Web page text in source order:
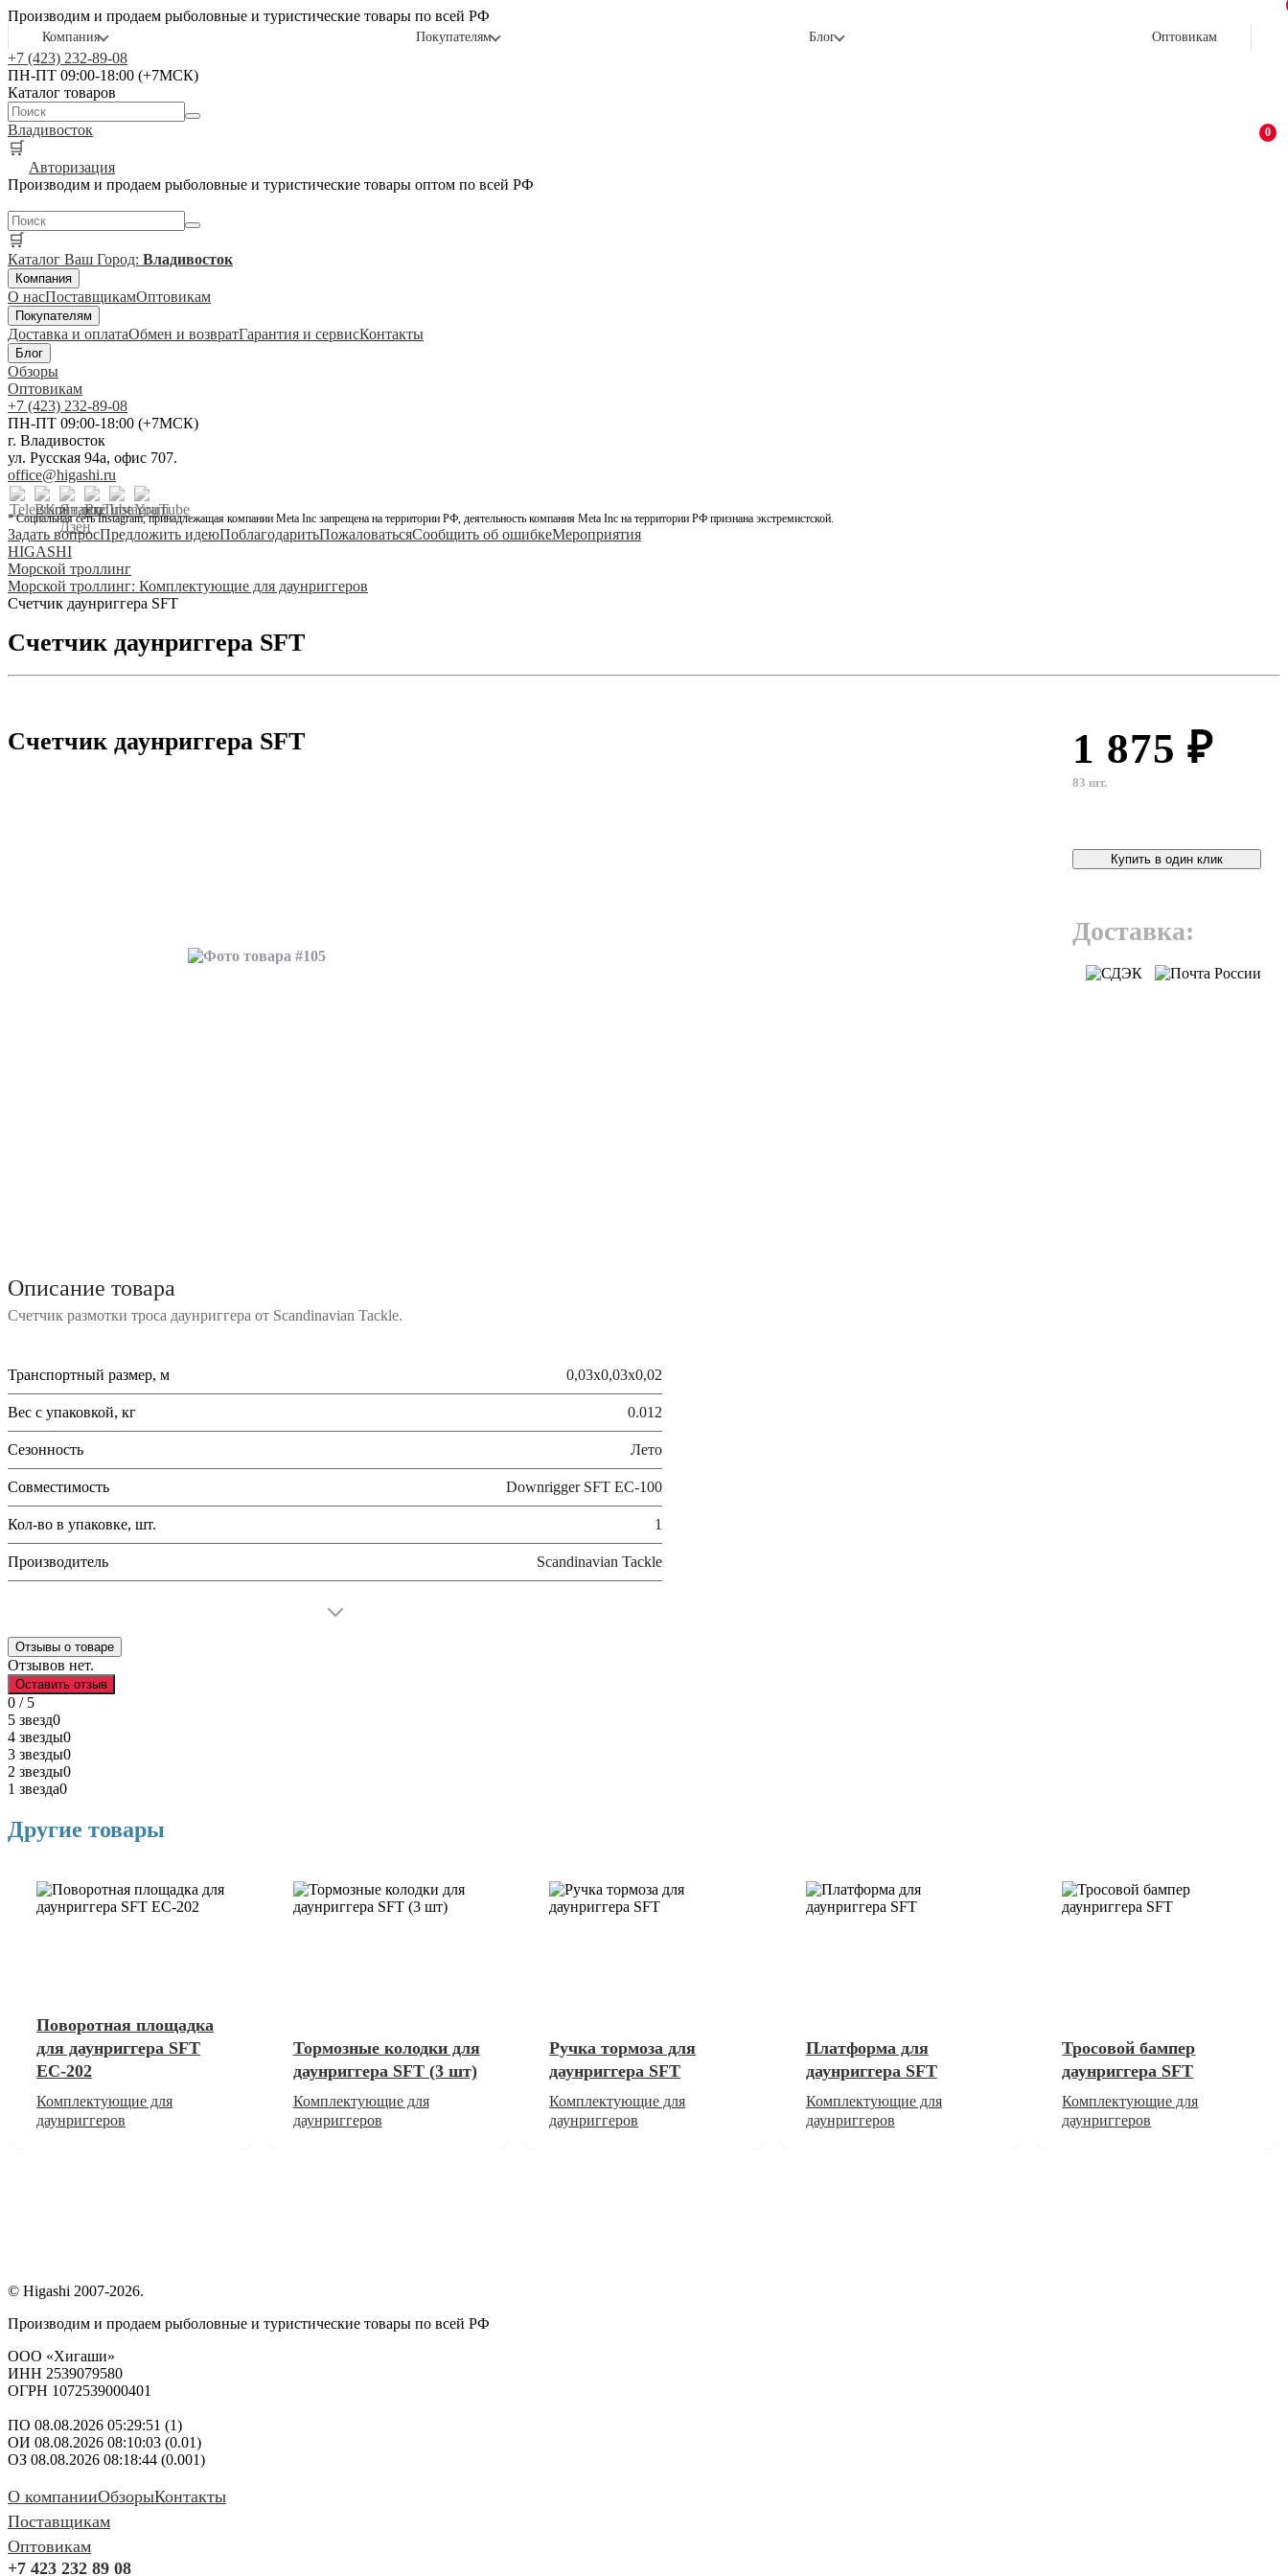
Производим и продаем рыболовные и туристические товары по всей РФ
Компания Покупателям Блог Оптовикам
+7 (423) 232-89-08
ПН-ПТ 09:00-18:00 (+7МСК)
Каталог товаров
Владивосток
🛒
0
Авторизация
Производим и продаем рыболовные и туристические товары оптом по всей РФ
🛒
Каталог Ваш Город: Владивосток
Компания
О насПоставщикамОптовикам
Покупателям
Доставка и оплатаОбмен и возвратГарантия и сервисКонтакты
Блог
Обзоры
Оптовикам
+7 (423) 232-89-08
ПН-ПТ 09:00-18:00 (+7МСК)
г. Владивосток
ул. Русская 94а, офис 707.
office@higashi.ru
* Социальная сеть Instagram, принадлежащая компании Meta Inc запрещена на территории РФ, деятельность компания Meta Inc на территории РФ признана экстремистской.
Задать вопросПредложить идеюПоблагодаритьПожаловатьсяСообщить об ошибкеМероприятия
HIGASHI
Морской троллинг
Морской троллинг: Комплектующие для даунриггеров
Счетчик даунриггера SFT
Счетчик даунриггера SFT
Счетчик даунриггера SFT 1 875 ₽
83 шт.
Купить в один клик
Доставка:
Описание товара
Счетчик размотки троса даунриггера от Scandinavian Tackle.
Транспортный размер, м 0,03х0,03х0,02
Вес с упаковкой, кг 0.012
Сезонность Лето
Совместимость Downrigger SFT EC-100
Кол-во в упаковке, шт. 1
Производитель Scandinavian Tackle
Отзывы о товаре
Отзывов нет.
Оставить отзыв
0 / 5
5 звезд0
4 звезды0
3 звезды0
2 звезды0
1 звезда0
Другие товары
Поворотная площадка
для даунриггера SFT
EC-202
Комплектующие для
даунриггеров
Тормозные колодки для
даунриггера SFT (3 шт)
Комплектующие для
даунриггеров
Ручка тормоза для
даунриггера SFT
Комплектующие для
даунриггеров
Платформа для
даунриггера SFT
Комплектующие для
даунриггеров
Тросовой бампер
даунриггера SFT
Комплектующие для
даунриггеров
© Higashi 2007-2026.
Производим и продаем рыболовные и туристические товары по всей РФ
ООО «Хигаши»
ИНН 2539079580
ОГРН 1072539000401
ПО 08.08.2026 05:29:51 (1)
ОИ 08.08.2026 08:10:03 (0.01)
ОЗ 08.08.2026 08:18:44 (0.001)
О компанииОбзорыКонтакты
Поставщикам
Оптовикам
+7 423 232 89 08